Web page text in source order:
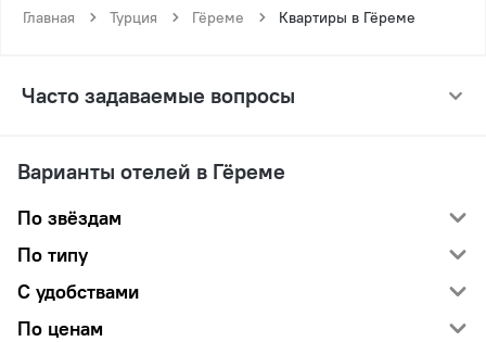
Главная Турция Гёреме Квартиры в Гёреме
Часто задаваемые вопросы
Варианты отелей в Гёреме
По звёздам
По типу
С удобствами
По ценам